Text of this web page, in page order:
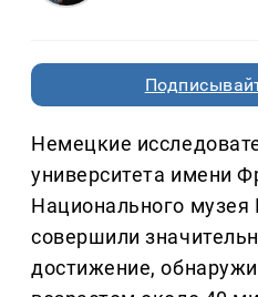
Немецкие
университета имени
Национального музея
совершили
достижение,